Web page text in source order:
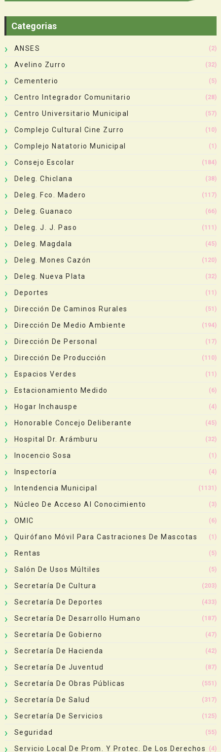
Categorias
ANSES (2)
Avelino Zurro (32)
Cementerio (5)
Centro Integrador Comunitario (28)
Centro Universitario Municipal (57)
Complejo Cultural Cine Zurro (10)
Complejo Natatorio Municipal (1)
Consejo Escolar (184)
Deleg. Chiclana (38)
Deleg. Fco. Madero (117)
Deleg. Guanaco (66)
Deleg. J. J. Paso (111)
Deleg. Magdala (45)
Deleg. Mones Cazón (120)
Deleg. Nueva Plata (32)
Deportes (11)
Dirección De Caminos Rurales (51)
Dirección De Medio Ambiente (194)
Dirección De Personal (17)
Dirección De Producción (110)
Espacios Verdes (11)
Estacionamiento Medido (6)
Hogar Inchauspe (4)
Honorable Concejo Deliberante (45)
Hospital Dr. Arámburu (32)
Inocencio Sosa (1)
Inspectoría (4)
Intendencia Municipal (1131)
Núcleo De Acceso Al Conocimiento (3)
OMIC (6)
Quirófano Móvil Para Castraciones De Mascotas (1)
Rentas (5)
Salón De Usos Múltiles (5)
Secretaría De Cultura (203)
Secretaría De Deportes (433)
Secretaría De Desarrollo Humano (187)
Secretaría De Gobierno (47)
Secretaría De Hacienda (42)
Secretaría De Juventud (87)
Secretaría De Obras Públicas (551)
Secretaría De Salud (317)
Secretaría De Servicios (125)
Seguridad (55)
Servicio Local De Prom. Y Protec. De Los Derechos (4)